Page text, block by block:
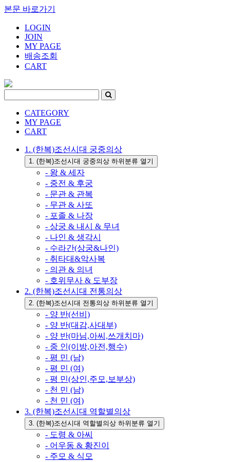
본문 바로가기
LOGIN
JOIN
MY PAGE
배송조회
CART
CATEGORY
MY PAGE
CART
1. (한복)조선시대 궁중의상
1. (한복)조선시대 궁중의상 하위분류 열기
- 왕 & 세자
- 중전 & 후궁
- 문관 & 관복
- 무관 & 사또
- 포졸 & 나장
- 상궁 & 내시 & 무녀
- 나인 & 생각시
- 수라간(상궁&나인)
- 취타대&악사복
- 의관 & 의녀
- 호위무사 & 도부장
2. (한복)조선시대 전통의상
2. (한복)조선시대 전통의상 하위분류 열기
- 양 반(선비)
- 양 반(대감,사대부)
- 양 반(마님,아씨,쓰개치마)
- 중 인(이방,아전,행수)
- 평 민 (남)
- 평 민 (여)
- 평 민(상인,주모,보부상)
- 천 민 (남)
- 천 민 (여)
3. (한복)조선시대 역할별의상
3. (한복)조선시대 역할별의상 하위분류 열기
- 도령 & 아씨
- 어우동 & 황진이
- 주모 & 식모